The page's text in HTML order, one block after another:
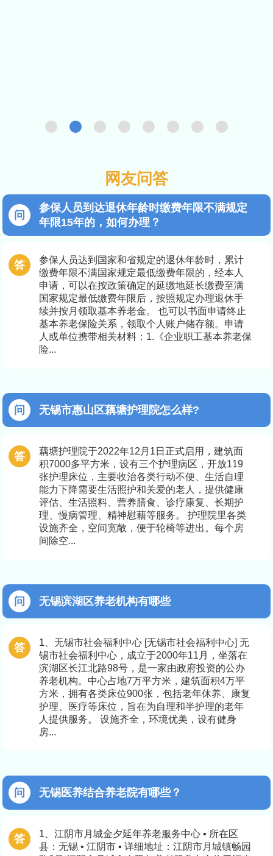
网友问答
参保人员到达退休年龄时缴费年限不满规定
年限15年的，如何办理？
参保人员达到国家和省规定的退休年龄时，累计
缴费年限不满国家规定最低缴费年限的，经本人
申请，可以在按政策确定的延缴地延长缴费至满
国家规定最低缴费年限后，按照规定办理退休手
续并按月领取基本养老金。 也可以书面申请终止
基本养老保险关系，领取个人账户储存额。申请
人或单位携带相关材料：1.《企业职工基本养老保
险...
无锡市惠山区藕塘护理院怎么样?
藕塘护理院于2022年12月1日正式启用，建筑面
积7000多平方米，设有三个护理病区，开放119
张护理床位，主要收治各类行动不便、生活自理
能力下降需要生活照护和关爱的老人，提供健康
评估、生活照料、营养膳食、诊疗康复、长期护
理、慢病管理、精神慰藉等服务。 护理院里各类
设施齐全，空间宽敞，便于轮椅等进出。每个房
间除空...
无锡滨湖区养老机构有哪些
1、无锡市社会福利中心 [无锡市社会福利中心] 无
锡市社会福利中心，成立于2000年11月，坐落在
滨湖区长江北路98号，是一家由政府投资的公办
养老机构。中心占地7万平方米，建筑面积4万平
方米，拥有各类床位900张，包括老年休养、康复
护理、医疗等床位，旨在为自理和半护理的老年
人提供服务。 设施齐全，环境优美，设有健身
房...
无锡医养结合养老院有哪些？
1、江阴市月城金夕延年养老服务中心 ▪ 所在区
县：无锡 • 江阴市 ▪ 详细地址：江阴市月城镇畅园